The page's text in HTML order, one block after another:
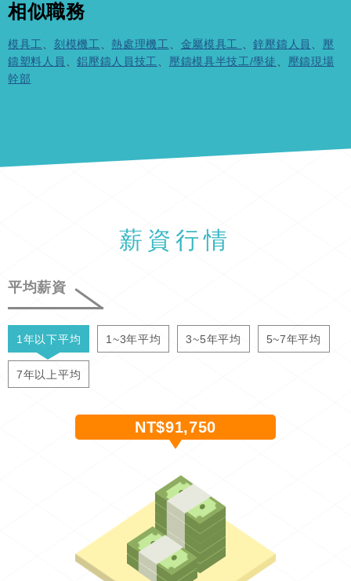
相似職務
模具工 刻模機工 熱處理機工 金屬模具工 、鋅壓鑄人員
壓
鑄塑料人員
、鋁壓鑄人員技工 壓鑄模具半技工/學徒
壓鑄現場
幹部
薪資行情
平均薪資
1年以下平均 1~3年平均 3~5年平均 5~7年平均
7年以上平均
NT$91,750